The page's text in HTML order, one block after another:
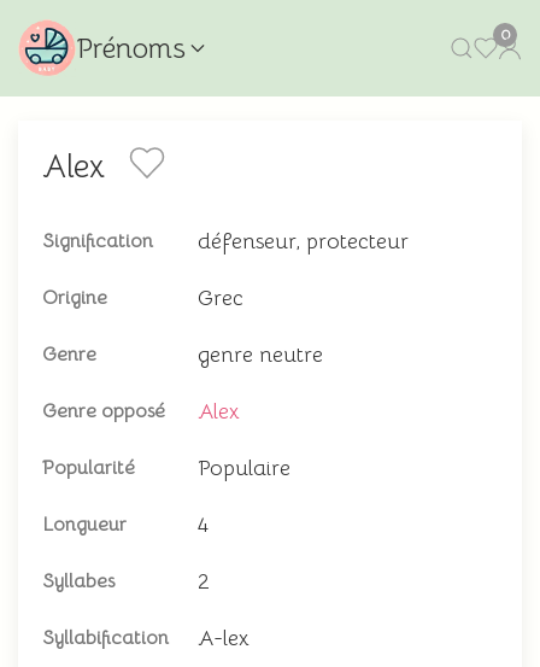
Prénoms 0
Alex
Signification défenseur, protecteur
Origine Grec
Genre genre neutre
Genre opposé Alex
Popularité Populaire
Longueur 4
Syllabes 2
Syllabification A-lex